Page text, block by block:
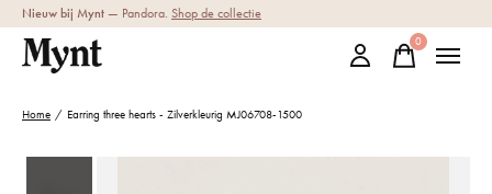
Nieuw bij Mynt — Pandora. Shop de collectie
0items
Home / Earring three hearts - Zilverkleurig MJ06708-1500